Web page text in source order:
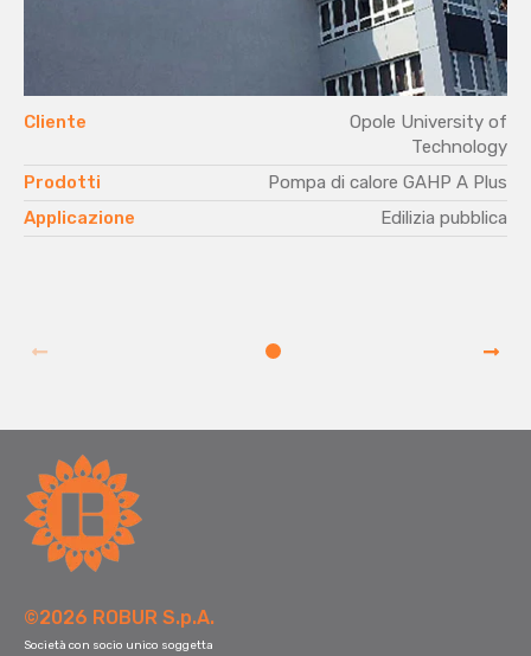
Cliente
Opole University of
Technology
Prodotti
Pompa di calore GAHP A Plus
Applicazione
Edilizia pubblica
©2026 ROBUR S.p.A.
Società con socio unico soggetta